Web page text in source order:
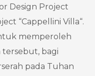
Design Project
“Cappellini Villa“.
memperoleh
tersebut, bagi
pada Tuhan